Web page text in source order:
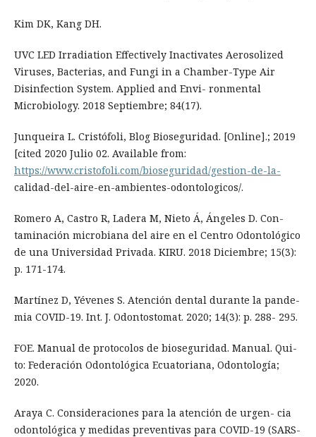
Kim DK, Kang DH.
UVC LED Irradiation Effectively Inactivates Aerosolized
Viruses, Bacterias, and Fungi in a Chamber-Type Air
Disinfection System. Applied and Envi- ronmental
Microbiology. 2018 Septiembre; 84(17).
Junqueira L. Cristófoli, Blog Bioseguridad. [Online].; 2019
[cited 2020 Julio 02. Available from:
https://www.cristofoli.com/bioseguridad/gestion-de-la-
calidad-del-aire-en-ambientes-odontologicos/.
Romero A, Castro R, Ladera M, Nieto Á, Ángeles D. Con-
taminación microbiana del aire en el Centro Odontológico
de una Universidad Privada. KIRU. 2018 Diciembre; 15(3):
p. 171-174.
Martínez D, Yévenes S. Atención dental durante la pande-
mia COVID-19. Int. J. Odontostomat. 2020; 14(3): p. 288- 295.
FOE. Manual de protocolos de bioseguridad. Manual. Qui-
to: Federación Odontológica Ecuatoriana, Odontología;
2020.
Araya C. Consideraciones para la atención de urgen- cia
odontológica y medidas preventivas para COVID-19 (SARS-